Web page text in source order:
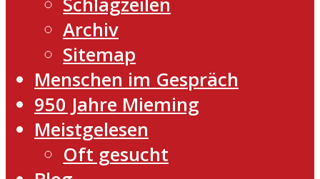
Archiv
Sitemap
Menschen im Gespräch
950 Jahre Mieming
Meistgelesen
Oft gesucht